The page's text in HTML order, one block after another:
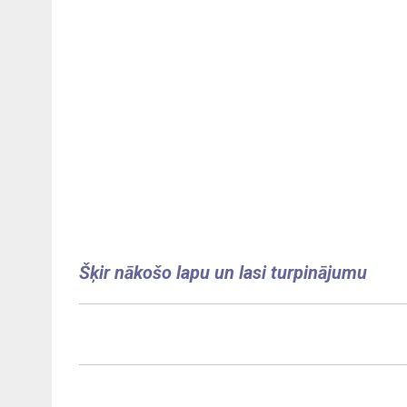
Šķir nākošo lapu un lasi turpinājumu